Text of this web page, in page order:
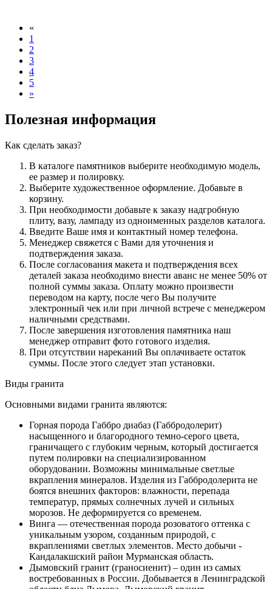
«
1
2
3
4
5
»
Полезная информация
Как сделать заказ?
В каталоге памятников выберите необходимую модель,
ее размер и полировку.
Выберите художественное оформление. Добавьте в
корзину.
При необходимости добавьте к заказу надгробную
плиту, вазу, лампаду из одноименных разделов каталога.
Введите Ваше имя и контактный номер телефона.
Менеджер свяжется с Вами для уточнения и
подтверждения заказа.
После согласования макета и подтверждения всех
деталей заказа необходимо внести аванс не менее 50% от
полной суммы заказа. Оплату можно произвести
переводом на карту, после чего Вы получите
электронный чек или при личной встрече с менеджером
наличными средствами.
После завершения изготовления памятника наш
менеджер отправит фото готового изделия.
При отсутствии нареканий Вы оплачиваете остаток
суммы. После этого следует этап установки.
Виды гранита
Основными видами гранита являются:
Горная порода Габбро диабаз (Габбродолерит)
насыщенного и благородного темно-серого цвета,
граничащего с глубоким черным, который достигается
путем полировки на специализированном
оборудовании. Возможны минимальные светлые
вкрапления минералов. Изделия из Габбродолерита не
боятся внешних факторов: влажности, перепада
температур, прямых солнечных лучей и сильных
морозов. Не деформируется со временем.
Винга — отечественная порода розоватого оттенка с
уникальным узором, созданным природой, с
вкраплениями светлых элементов. Место добычи -
Кандалакшский район Мурманская область.
Дымовский гранит (граносиенит) – один из самых
востребованных в России. Добывается в Ленинградской